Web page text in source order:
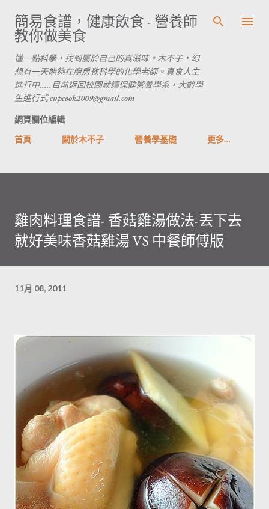
跳到主要內容
簡易食譜，健康飲食 - 營養師
教你做美食
懂一點科學，找到屬於自己的真滋味。木不子，幻
想有一天能夠在廚房教科學的化學老師。真食人生
進行中.....目前返回校園就讀保健營養學系，大齡學
生進行式 cupcook2009@gmail.com
網頁欄位編輯
首頁
關於木不子 營養學基礎 更多…
雞肉料理食譜- 香菇雞湯做法-丟下去
就好美味香菇雞湯 VS 中餐師傅版
11月 08, 2011